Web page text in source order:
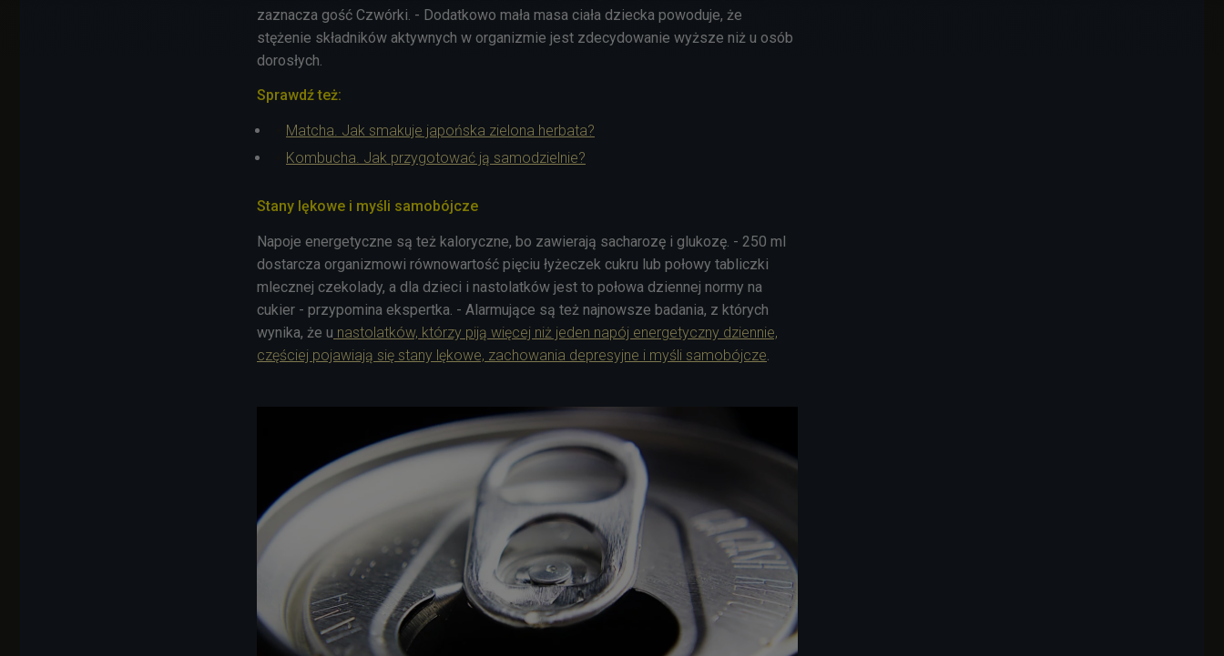
zaznacza gość Czwórki. - Dodatkowo mała masa ciała dziecka powoduje, że
stężenie składników aktywnych w organizmie jest zdecydowanie wyższe niż u osób
dorosłych.
Sprawdź też:
Matcha. Jak smakuje japońska zielona herbata?
Kombucha. Jak przygotować ją samodzielnie?
Stany lękowe i myśli samobójcze
Napoje energetyczne są też kaloryczne, bo zawierają sacharozę i glukozę. - 250 ml
dostarcza organizmowi równowartość pięciu łyżeczek cukru lub połowy tabliczki
mlecznej czekolady, a dla dzieci i nastolatków jest to połowa dziennej normy na
cukier - przypomina ekspertka. - Alarmujące są też najnowsze badania, z których
wynika, że u nastolatków, którzy piją więcej niż jeden napój energetyczny dziennie,
częściej pojawiają się stany lękowe, zachowania depresyjne i myśli samobójcze.